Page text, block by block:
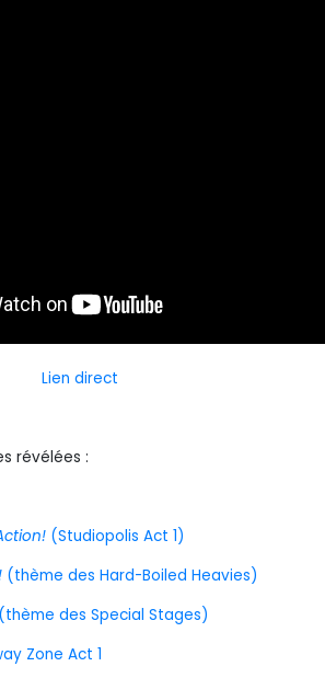
Lien direct
révélées :
(Studiopolis Act 1)
(thème des Hard-Boiled Heavies)
(thème des Special Stages)
Zone Act 1